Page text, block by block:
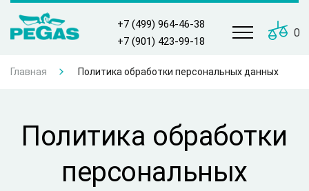
0
+7 (499) 964-46-38
+7 (901) 423-99-18
Главная Политика обработки персональных данных
Политика обработки
персональных